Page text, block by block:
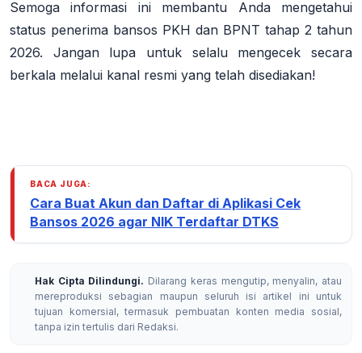
Semoga informasi ini membantu Anda mengetahui
status penerima bansos PKH dan BPNT tahap 2 tahun
2026. Jangan lupa untuk selalu mengecek secara
berkala melalui kanal resmi yang telah disediakan!
BACA JUGA:
Cara Buat Akun dan Daftar di Aplikasi Cek
Bansos 2026 agar NIK Terdaftar DTKS
Hak Cipta Dilindungi. Dilarang keras mengutip, menyalin, atau
mereproduksi sebagian maupun seluruh isi artikel ini untuk
tujuan komersial, termasuk pembuatan konten media sosial,
tanpa izin tertulis dari Redaksi.